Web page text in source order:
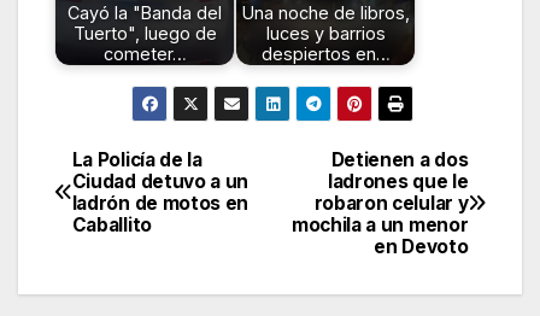
Cayó la "Banda del
Tuerto", luego de
cometer…
Una noche de libros,
luces y barrios
despiertos en…
Navegación
de
Detienen a dos
ladrones que le
robaron celular y
mochila a un menor
en Devoto
La Policía de la
Ciudad detuvo a un
ladrón de motos en
Caballito